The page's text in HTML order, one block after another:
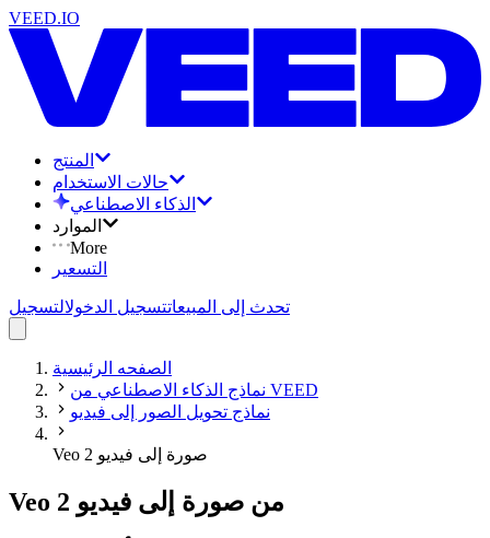
VEED.IO
المنتج
حالات الاستخدام
الذكاء الاصطناعي
الموارد
More
التسعير
تحدث إلى المبيعاتتسجيل الدخولالتسجيل
الصفحه الرئيسية
نماذج الذكاء الاصطناعي من VEED
نماذج تحويل الصور إلى فيديو
Veo 2 صورة إلى فيديو
Veo 2 من صورة إلى فيديو